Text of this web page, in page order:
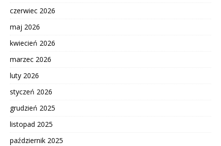
czerwiec 2026
maj 2026
kwiecień 2026
marzec 2026
luty 2026
styczeń 2026
grudzień 2025
listopad 2025
październik 2025